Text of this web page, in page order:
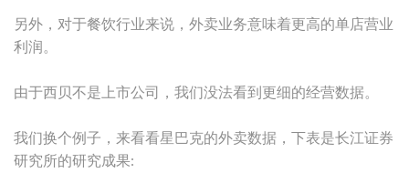
另外，对于餐饮行业来说，外卖业务意味着更高的单店营业
利润。
由于西贝不是上市公司，我们没法看到更细的经营数据。
我们换个例子，来看看星巴克的外卖数据，下表是长江证券
研究所的研究成果: